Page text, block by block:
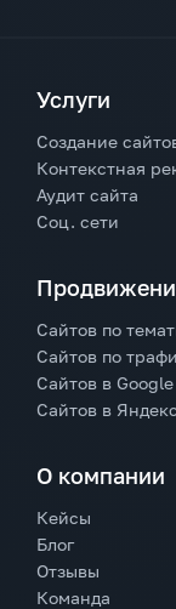
Услуги
Создание
Контекстная
Аудит сайта
Соц. сети
Сайтов по
Сайтов по
Сайтов в Google
Сайтов в Яндекс
О компании
Кейсы
Блог
Отзывы
Команда